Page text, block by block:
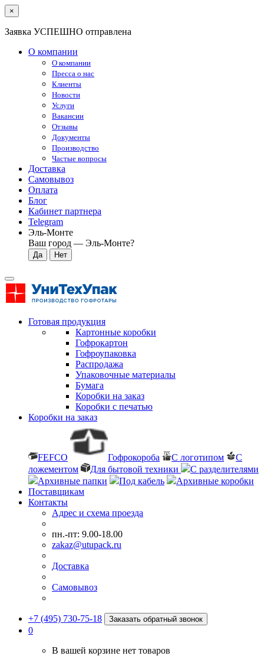
×
Заявка УСПЕШНО отправлена
О компании
О компании
Пресса о нас
Клиенты
Новости
Услуги
Вакансии
Отзывы
Документы
Производство
Частые вопросы
Доставка
Самовывоз
Оплата
Блог
Кабинет партнера
Telegram
Эль-Монте
Ваш город — Эль-Монте?
Готовая продукция
Картонные коробки
Гофрокартон
Гофроупаковка
Распродажа
Упаковочные материалы
Бумага
Коробки на заказ
Коробки с печатью
Коробки на заказ
FEFCO Гофрокороба С логотипом
С
ложементом
Для бытовой техники
С разделителями
Архивные папки
Под кабель
Архивные коробки
Поставщикам
Контакты
Адрес и схема проезда
пн.-пт: 9.00-18.00
zakaz@utupack.ru
Доставка
Самовывоз
+7 (495) 730-75-18 Заказать обратный звонок
0
В вашей корзине нет товаров